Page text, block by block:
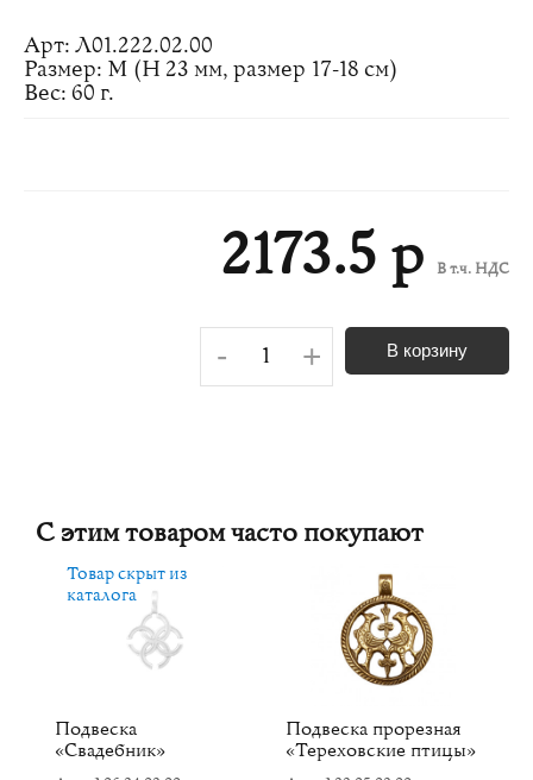
Арт: Л01.222.02.00
Размер: M (H 23 мм, размер 17-18 см)
Вес: 60 г.
2173.5 р В т.ч. НДС
- + В корзину
С этим товаром часто покупают
Товар скрыт из
каталога
Подвеска
«Свадебник»
Подвеска прорезная
«Тереховские птицы»